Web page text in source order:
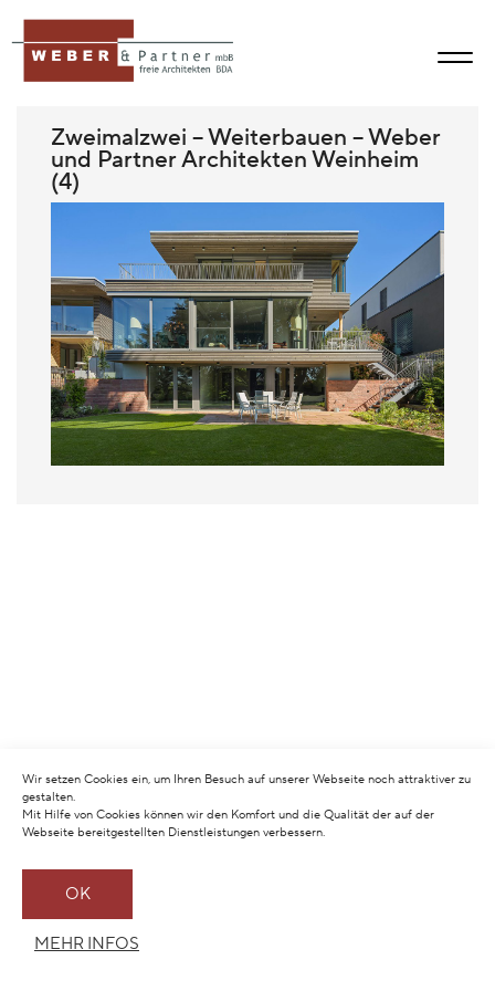
Wir setzen Cookies ein, um Ihren Besuch auf unserer Webseite noch attraktiver zu
gestalten.
Mit Hilfe von Cookies können wir den Komfort und die Qualität der auf der
Webseite bereitgestellten Dienstleistungen verbessern.
OK
MEHR INFOS
Zweimalzwei – Weiterbauen – Weber
und Partner Architekten Weinheim
(4)